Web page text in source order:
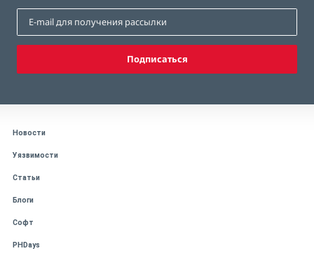
Подписаться
Новости
Уязвимости
Статьи
Блоги
Софт
PHDays